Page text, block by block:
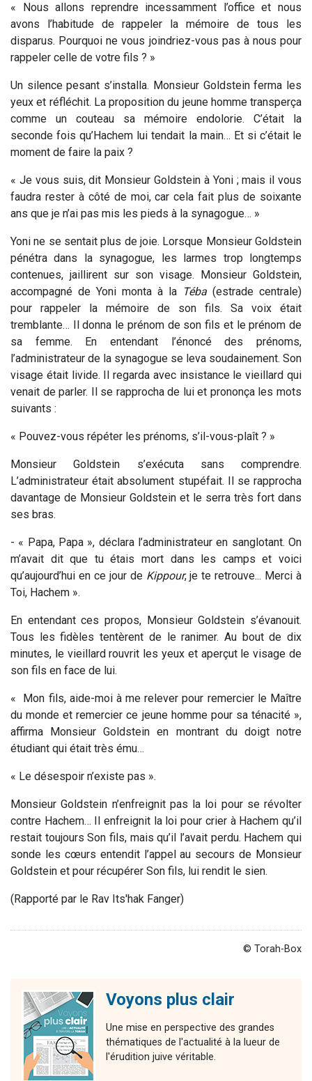
« Nous allons reprendre incessamment l’office et nous
avons l’habitude de rappeler la mémoire de tous les
disparus. Pourquoi ne vous joindriez-vous pas à nous pour
rappeler celle de votre fils ? »
Un silence pesant s’installa. Monsieur Goldstein ferma les
yeux et réfléchit. La proposition du jeune homme transperça
comme un couteau sa mémoire endolorie. C’était la
seconde fois qu’Hachem lui tendait la main… Et si c’était le
moment de faire la paix ?
« Je vous suis, dit Monsieur Goldstein à Yoni ; mais il vous
faudra rester à côté de moi, car cela fait plus de soixante
ans que je n’ai pas mis les pieds à la synagogue… »
Yoni ne se sentait plus de joie. Lorsque Monsieur Goldstein
pénétra dans la synagogue, les larmes trop longtemps
contenues, jaillirent sur son visage. Monsieur Goldstein,
accompagné de Yoni monta à la Téba (estrade centrale)
pour rappeler la mémoire de son fils. Sa voix était
tremblante… Il donna le prénom de son fils et le prénom de
sa femme. En entendant l’énoncé des prénoms,
l’administrateur de la synagogue se leva soudainement. Son
visage était livide. Il regarda avec insistance le vieillard qui
venait de parler. Il se rapprocha de lui et prononça les mots
suivants :
« Pouvez-vous répéter les prénoms, s’il-vous-plaît ? »
Monsieur Goldstein s’exécuta sans comprendre.
L’administrateur était absolument stupéfait. Il se rapprocha
davantage de Monsieur Goldstein et le serra très fort dans
ses bras.
- « Papa, Papa », déclara l’administrateur en sanglotant. On
m’avait dit que tu étais mort dans les camps et voici
qu’aujourd’hui en ce jour de Kippour, je te retrouve... Merci à
Toi, Hachem ».
En entendant ces propos, Monsieur Goldstein s’évanouit.
Tous les fidèles tentèrent de le ranimer. Au bout de dix
minutes, le vieillard rouvrit les yeux et aperçut le visage de
son fils en face de lui.
« Mon fils, aide-moi à me relever pour remercier le Maître
du monde et remercier ce jeune homme pour sa ténacité »,
affirma Monsieur Goldstein en montrant du doigt notre
étudiant qui était très ému…
« Le désespoir n’existe pas ».
Monsieur Goldstein n’enfreignit pas la loi pour se révolter
contre Hachem… Il enfreignit la loi pour crier à Hachem qu’il
restait toujours Son fils, mais qu’il l’avait perdu. Hachem qui
sonde les cœurs entendit l’appel au secours de Monsieur
Goldstein et pour récupérer Son fils, lui rendit le sien.
(Rapporté par le Rav Its'hak Fanger)
© Torah-Box
Voyons plus clair
Une mise en perspective des grandes
thématiques de l'actualité à la lueur de
l'érudition juive véritable.